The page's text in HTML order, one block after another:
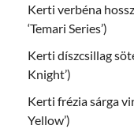
Kerti verbéna
‘Temari Series’)
Kerti díszcsillag
Knight’)
Kerti frézia sárga
Yellow’)